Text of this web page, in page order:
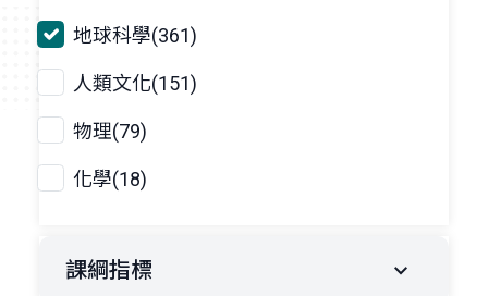
地球科學(361)
人類文化(151)
物理(79)
化學(18)
課綱指標